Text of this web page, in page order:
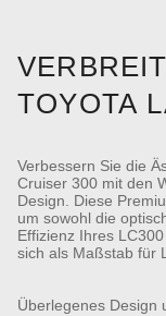
TOYOTA
Verbessern Sie die
Cruiser 300 mit den
Design. Diese
um sowohl die
Effizienz Ihres
sich als Maßstab für
Überlegenes Design